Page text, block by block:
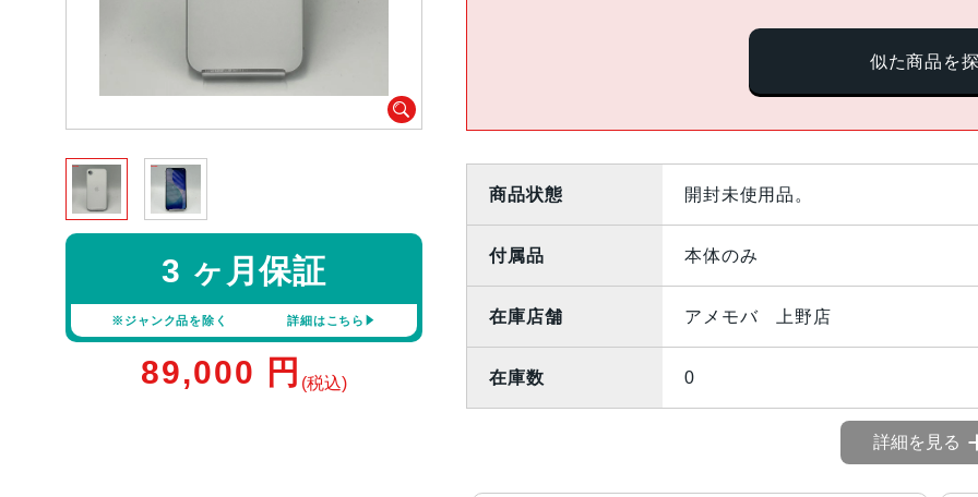
3 ヶ月保証
※ジャンク品を除く 詳細はこちら
89,000 円 (税込)
似た商品を
商品状態 開封未使用品。
付属品 本体のみ
在庫店舗 アメモバ 上野店
在庫数 0
詳細を見る